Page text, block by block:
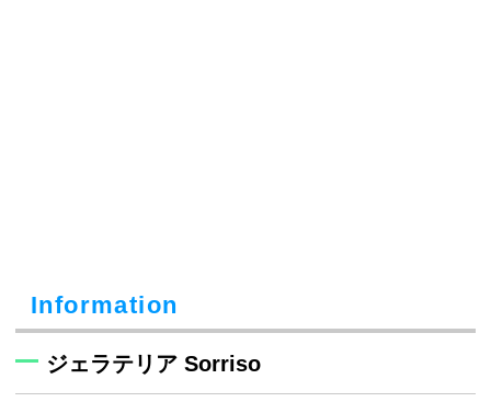
Information
ジェラテリア Sorriso